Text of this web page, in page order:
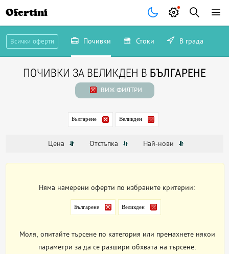
Ofertini
Всички оферти Почивки Стоки В града
ПОЧИВКИ ЗА ВЕЛИКДЕН В БЪЛГАРЕНЕ
ВИЖ ФИЛТРИ
Българене Великден
Цена Отстъпка Най-нови
Няма намерени оферти по избраните критерии:
Българене Великден
Моля, опитайте търсене по категория или премахнете някои
параметри за да се разшири обхвата на търсене.